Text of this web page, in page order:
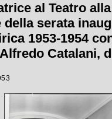
al Teatro
della serata
1953-1954
Catalani,